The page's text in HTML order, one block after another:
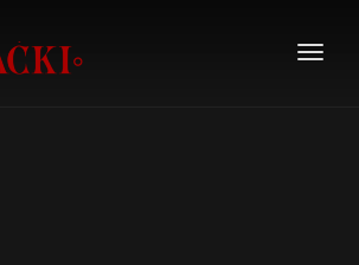
Toggle